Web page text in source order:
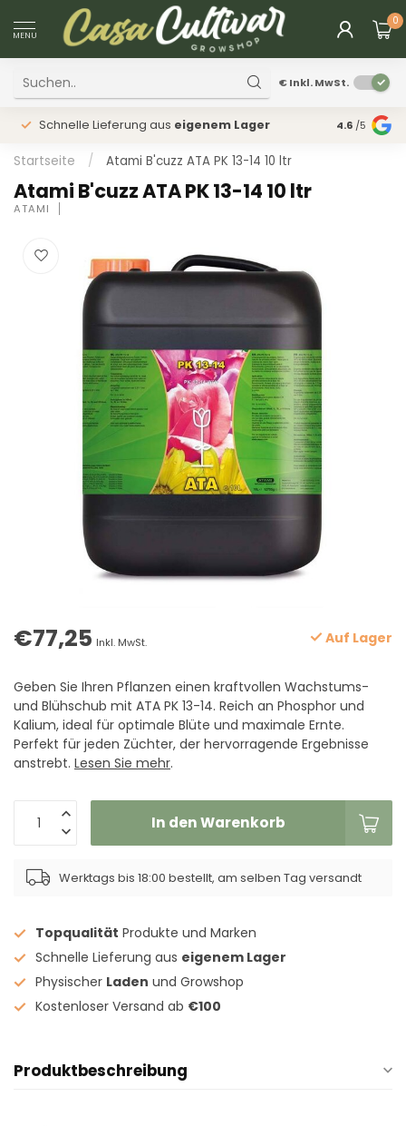
MENU
0
€Inkl. MwSt.
Schnelle Lieferung aus eigenem Lager Physischer
4.6 /5
Startseite / Atami B'cuzz ATA PK 13-14 10 ltr
Atami B'cuzz ATA PK 13-14 10 ltr
ATAMI
€77,25 Inkl. MwSt. Auf Lager
Geben Sie Ihren Pflanzen einen kraftvollen Wachstums-
und Blühschub mit ATA PK 13-14. Reich an Phosphor und
Kalium, ideal für optimale Blüte und maximale Ernte.
Perfekt für jeden Züchter, der hervorragende Ergebnisse
anstrebt. Lesen Sie mehr.
In den Warenkorb
Werktags bis 18:00 bestellt, am selben Tag versandt
Topqualität Produkte und Marken
Schnelle Lieferung aus eigenem Lager
Physischer Laden und Growshop
Kostenloser Versand ab €100
Produktbeschreibung